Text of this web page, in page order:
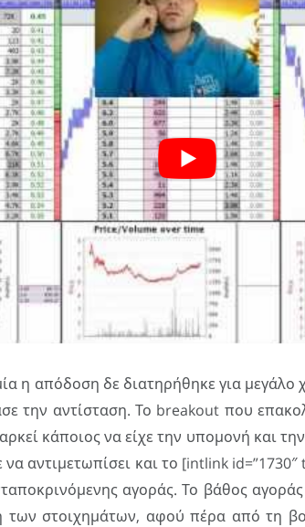
η απόδοση δε διατηρήθηκε για μεγάλο
την αντίσταση. Το breakout που
κάποιος να είχε την υπομονή και
αντιμετωπίσει και το [intlink
αγοράς. Το βάθος
των στοιχημάτων, αφού πέρα από τη